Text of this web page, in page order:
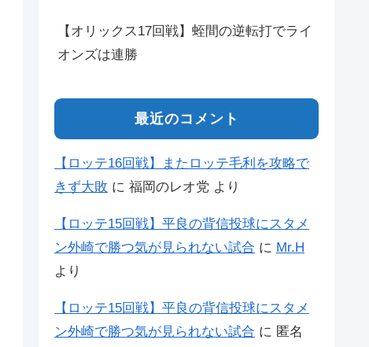
【オリックス17回戦】蛭間の逆転打でライ
オンズは連勝
最近のコメント
【ロッテ16回戦】またロッテ毛利を攻略で
きず大敗 に 福岡のレオ党 より
【ロッテ15回戦】平良の背信投球にスタメ
ン外崎で勝つ気が見られない試合 に Mr.H
より
【ロッテ15回戦】平良の背信投球にスタメ
ン外崎で勝つ気が見られない試合 に 匿名